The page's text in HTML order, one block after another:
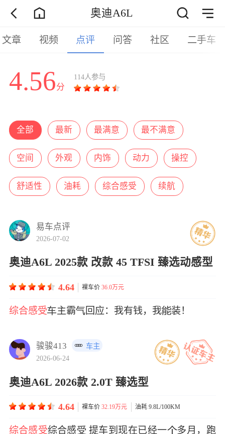
奥迪A6L
文章 视频 点评 问答 社区 二手车
4.56分
114人参与
全部 最新 最满意 最不满意
空间 外观 内饰 动力 操控
舒适性 油耗 综合感受 续航
易车点评
2026-07-02
奥迪A6L 2025款 改款 45 TFSI 臻选动感型
4.64 裸车价36.0万元
综合感受主霸回应：我有钱，我装！
骏骏413
车主
2026-06-24
奥迪A6L 2026款 2.0T 臻选型
4.64 裸车价32.19万元 油耗 9.8L/100KM
综合感受综合感 提车到现在已经一多月，跑